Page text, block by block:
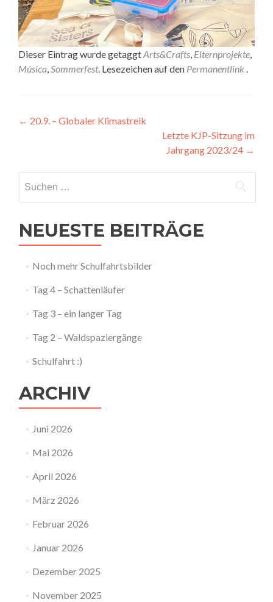
Dieser Eintrag wurde getaggtArts&Crafts, Elternprojekte,
Música,Sommerfest. Lesezeichen auf den Permanentlink .
Artikel-
← 20.9. – Globaler Klimastreik
Letzte KJP-Sitzung im
Jahrgang 2023/24 →
nach:
NEUESTE BEITRÄGE
Noch mehr Schulfahrtsbilder
Tag 4 – Schattenläufer
Tag 3 – ein langer Tag
Tag 2 – Waldspaziergänge
Schulfahrt :)
ARCHIV
Juni 2026
Mai 2026
April 2026
März 2026
Februar 2026
Januar 2026
Dezember 2025
November 2025